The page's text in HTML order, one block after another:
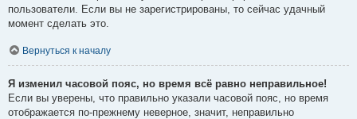
пользователи. Если вы не зарегистрированы, то сейчас удачный
момент сделать это.
Вернуться к началу
Я изменил часовой пояс, но время всё равно неправильное!
Если вы уверены, что правильно указали часовой пояс, но время
отображается по-прежнему неверное, значит, неправильно